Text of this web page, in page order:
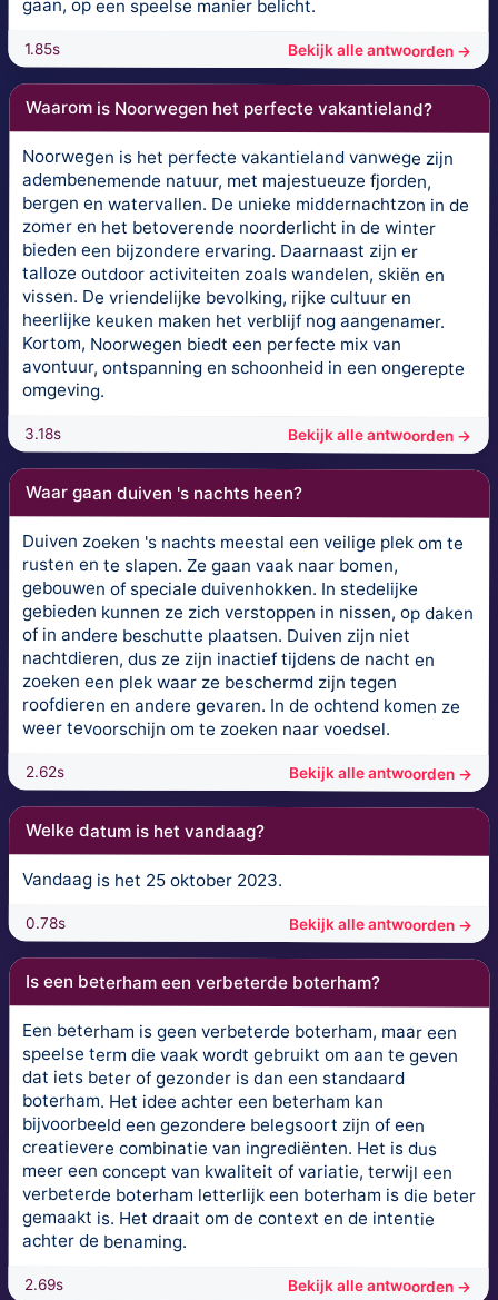
gaan, op een speelse manier belicht.
1.85s Bekijk alle antwoorden →
Waarom is Noorwegen het perfecte vakantieland?
Noorwegen is het perfecte vakantieland vanwege zijn
adembenemende natuur, met majestueuze fjorden,
bergen en watervallen. De unieke middernachtzon in de
zomer en het betoverende noorderlicht in de winter
bieden een bijzondere ervaring. Daarnaast zijn er
talloze outdoor activiteiten zoals wandelen, skiën en
vissen. De vriendelijke bevolking, rijke cultuur en
heerlijke keuken maken het verblijf nog aangenamer.
Kortom, Noorwegen biedt een perfecte mix van
avontuur, ontspanning en schoonheid in een ongerepte
omgeving.
3.18s Bekijk alle antwoorden →
Waar gaan duiven 's nachts heen?
Duiven zoeken 's nachts meestal een veilige plek om te
rusten en te slapen. Ze gaan vaak naar bomen,
gebouwen of speciale duivenhokken. In stedelijke
gebieden kunnen ze zich verstoppen in nissen, op daken
of in andere beschutte plaatsen. Duiven zijn niet
nachtdieren, dus ze zijn inactief tijdens de nacht en
zoeken een plek waar ze beschermd zijn tegen
roofdieren en andere gevaren. In de ochtend komen ze
weer tevoorschijn om te zoeken naar voedsel.
2.62s Bekijk alle antwoorden →
Welke datum is het vandaag?
Vandaag is het 25 oktober 2023.
0.78s Bekijk alle antwoorden →
Is een beterham een verbeterde boterham?
Een beterham is geen verbeterde boterham, maar een
speelse term die vaak wordt gebruikt om aan te geven
dat iets beter of gezonder is dan een standaard
boterham. Het idee achter een beterham kan
bijvoorbeeld een gezondere belegsoort zijn of een
creatievere combinatie van ingrediënten. Het is dus
meer een concept van kwaliteit of variatie, terwijl een
verbeterde boterham letterlijk een boterham is die beter
gemaakt is. Het draait om de context en de intentie
achter de benaming.
2.69s Bekijk alle antwoorden →